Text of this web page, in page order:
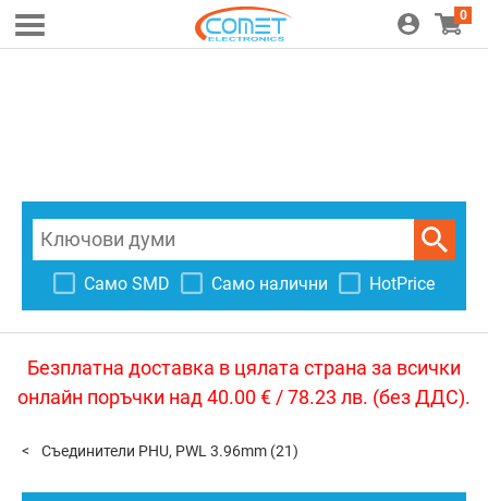
0
Само SMD Само налични HotPrice
Безплатна доставка в цялата страна за всички
онлайн поръчки над 40.00 € / 78.23 лв. (без ДДС).
Съединители PHU, PWL 3.96mm (21)